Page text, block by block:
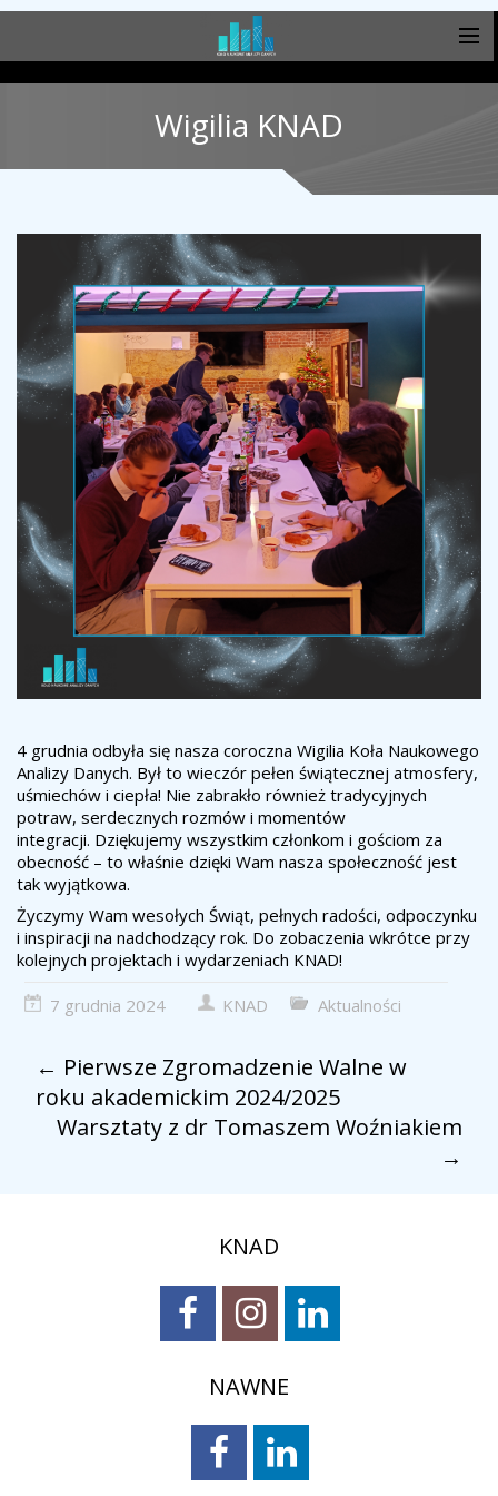
Wigilia KNAD
4 grudnia odbyła się nasza coroczna Wigilia Koła Naukowego
Analizy Danych. Był to wieczór pełen świątecznej atmosfery,
uśmiechów i ciepła! Nie zabrakło również tradycyjnych
potraw, serdecznych rozmów i momentów
integracji. Dziękujemy wszystkim członkom i gościom za
obecność – to właśnie dzięki Wam nasza społeczność jest
tak wyjątkowa.
Życzymy Wam wesołych Świąt, pełnych radości, odpoczynku
i inspiracji na nadchodzący rok. Do zobaczenia wkrótce przy
kolejnych projektach i wydarzeniach KNAD!
7 grudnia 2024 KNAD Aktualności
← Pierwsze Zgromadzenie Walne w
roku akademickim 2024/2025
Warsztaty z dr Tomaszem Woźniakiem
→
KNAD
NAWNE